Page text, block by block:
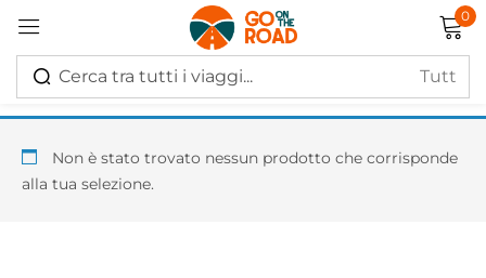
0
Non è stato trovato nessun prodotto che corrisponde
alla tua selezione.
Accedi